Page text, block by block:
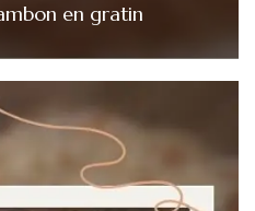
en gratin